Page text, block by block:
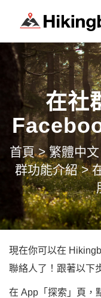
登入
在社
首頁 > 繁體中文
群功能介紹 >
現在你可以在
聯絡人了！跟著以下
在 App「探索」頁，